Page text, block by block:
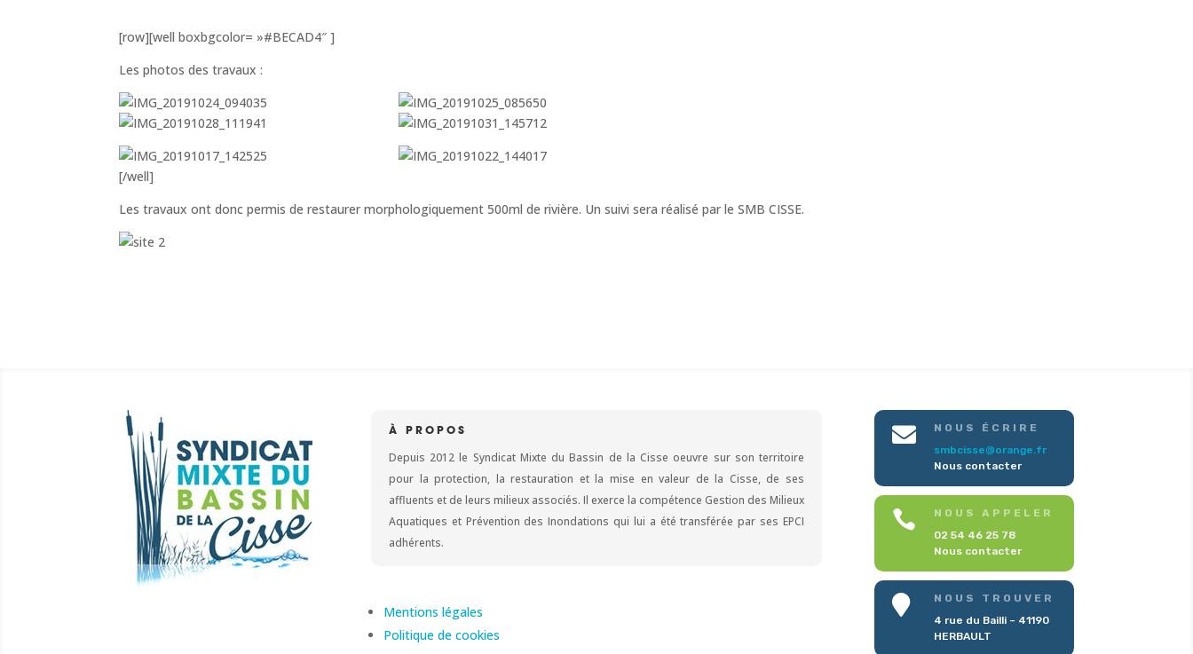
[row][well boxbgcolor= »#BECAD4″ ]
Les photos des travaux :
[/well]
Les travaux ont donc permis de restaurer morphologiquement 500ml de rivière. Un suivi sera réalisé par le SMB CISSE.
À PROPOS
Depuis 2012 le Syndicat Mixte du Bassin de la Cisse oeuvre sur son territoire
pour la protection, la restauration et la mise en valeur de la Cisse, de ses
affluents et de leurs milieux associés. Il exerce la compétence Gestion des Milieux
Aquatiques et Prévention des Inondations qui lui a été transférée par ses EPCI
adhérents.
Mentions légales
Politique de cookies

NOUS ÉCRIRE
smbcisse@orange.fr
Nous contacter

NOUS APPELER
02 54 46 25 78
Nous contacter

NOUS TROUVER
4 rue du Bailli – 41190
HERBAULT